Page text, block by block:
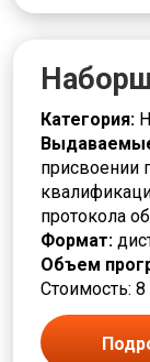
Механик
Младший
Модельщик
Мойщик
Монтаж
Монтажник
Монтировщик
Моторист
Наборщик
Накатчик
Наладчик
Намотчик
Наука и
Категория:
присвоении
протокола
Формат:
Объем
Стоимость: 8